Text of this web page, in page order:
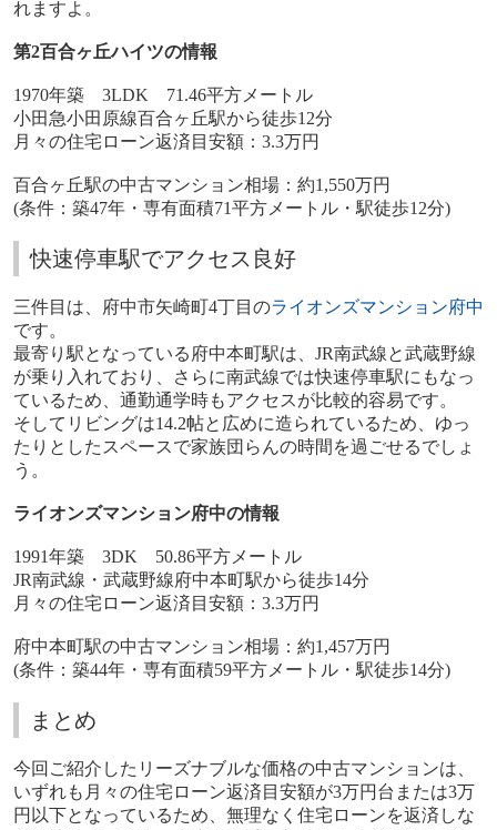
れますよ。
第2百合ヶ丘ハイツの情報
1970年築 3LDK 71.46平方メートル
小田急小田原線百合ヶ丘駅から徒歩12分
月々の住宅ローン返済目安額： 3.3万円
百合ヶ丘駅の中古マンション相場：約1,550万円
(条件：築47年・専有面積71平方メートル・駅徒歩12分)
快速停車駅でアクセス良好
三件目は、府中市矢崎町4丁目のライオンズマンション府中
です。
最寄り駅となっている府中本町駅は、 JR南武線と武蔵野線
が乗り入れており、さらに南武線では快速停車駅にもなっ
ているため、通勤通学時もアクセスが比較的容易です。
そしてリビングは14.2帖と広めに造られているため、ゆっ
たりとしたスペースで家族団らんの時間を過ごせるでしょ
う。
ライオンズマンション府中の情報
1991年築 3DK 50.86平方メートル
JR南武線・武蔵野線府中本町駅から徒歩14分
月々の住宅ローン返済目安額： 3.3万円
府中本町駅の中古マンション相場：約1,457万円
(条件：築44年・専有面積59平方メートル・駅徒歩14分)
まとめ
今回ご紹介した リーズナブルな価格の中古マンションは、
いずれも月々の住宅ローン返済目安額が3万円台または3万
円以下となっているため、無理なく住宅ローンを返済しな